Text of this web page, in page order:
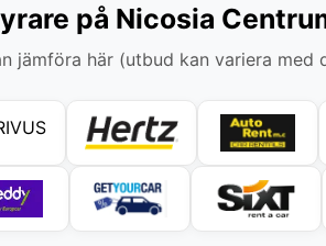
på Nicosia
jämföra här (utbud kan variera med